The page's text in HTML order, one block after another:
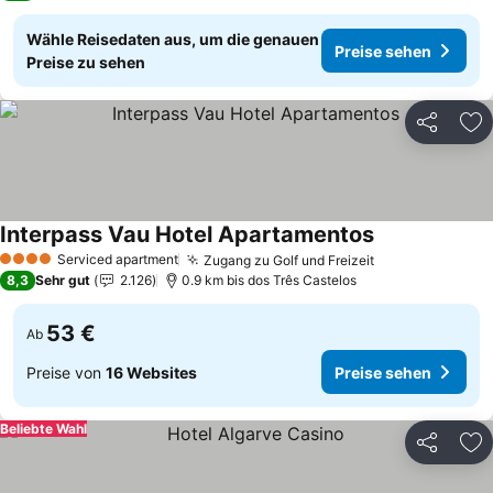
Wähle Reisedaten aus, um die genauen
Preise zu sehen
Preise sehen
Teilen
4 Sterne Serviced apartment Zugang zu Golf und FreizeitPreise sehen
Interpass Vau Hotel ApartamentosPreise sehen
8,3 Sehr gut 2.126 0.9 km bis dos Três Castelos
Ab 53 €
Preise von 16 Websites Preise sehen
Teilen
Beliebte Wahl